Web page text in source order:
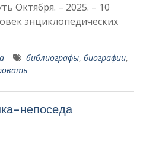
Октября. – 2025. – 10
энциклопедических
библиографы, биографии,
непоседа